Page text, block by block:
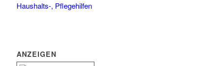
Haushalts-, Pflegehilfen
ANZEIGEN